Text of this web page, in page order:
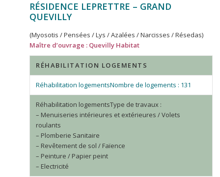
RÉSIDENCE LEPRETTRE – GRAND
QUEVILLY
(Myosotis / Pensées / Lys / Azalées / Narcisses / Résedas)
Maître d’ouvrage : Quevilly Habitat
RÉHABILITATION LOGEMENTS
Nombre de logements : 131
Type de travaux :
– Menuiseries intérieures et extérieures / Volets
roulants
– Plomberie Sanitaire
– Revêtement de sol / Faïence
– Peinture / Papier peint
– Electricité